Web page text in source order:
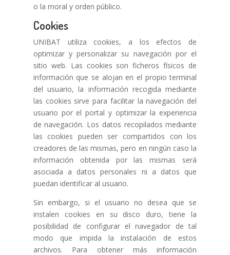
o la moral y orden público.
Cookies
UNIBAT utiliza cookies, a los efectos de
optimizar y personalizar su navegación por el
sitio web. Las cookies son ficheros físicos de
información que se alojan en el propio terminal
del usuario, la información recogida mediante
las cookies sirve para facilitar la navegación del
usuario por el portal y optimizar la experiencia
de navegación. Los datos recopilados mediante
las cookies pueden ser compartidos con los
creadores de las mismas, pero en ningún caso la
información obtenida por las mismas será
asociada a datos personales ni a datos que
puedan identificar al usuario.
Sin embargo, si el usuario no desea que se
instalen cookies en su disco duro, tiene la
posibilidad de configurar el navegador de tal
modo que impida la instalación de estos
archivos. Para obtener más información